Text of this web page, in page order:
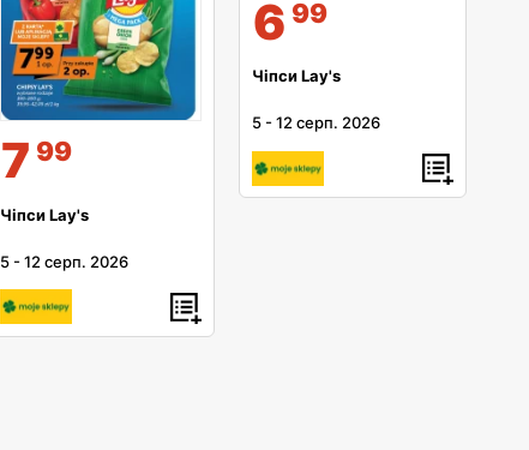
7 99
Чіпси Lay's
5 -12 серп. 2026
6 99
Чіпси Lay's
5 -12 серп. 2026